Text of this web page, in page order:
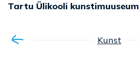
Tartu Ülikooli kunstimuuseum
Kunst